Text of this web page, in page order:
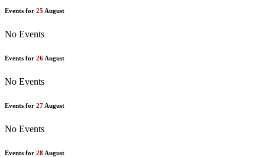
Events for 25 August
No Events
Events for 26 August
No Events
Events for 27 August
No Events
Events for 28 August